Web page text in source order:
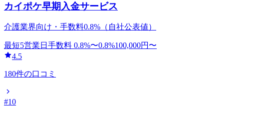
カイポケ早期入金サービス
介護業界向け・手数料0.8%（自社公表値）
最短5営業日 手数料 0.8%〜0.8%100,000円〜
4.5
180件の口コミ
#10